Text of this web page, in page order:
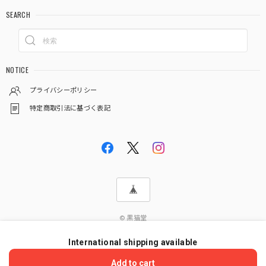
SEARCH
NOTICE
プライバシーポリシー
特定商取引法に基づく表記
© 黒猫堂
International shipping available
Add to cart
ショップに質問する